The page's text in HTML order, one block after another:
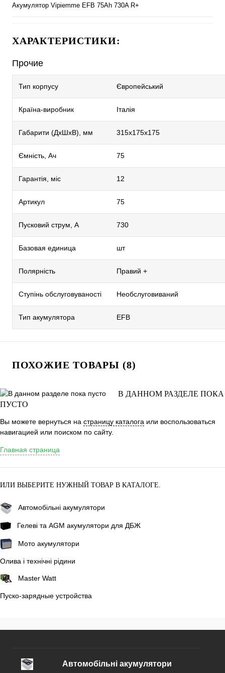
Акумулятор Vipiemme EFB 75Ah 730A R+
ХАРАКТЕРИСТИКИ:
Прочие
Тип корпусу Європейський
Країна-виробник Італія
Габарити (ДхШхВ), мм 315х175х175
Ємність, Ач 75
Гарантія, міс 12
Артикул 75
Пусковий струм, А 730
Базовая единица шт
Полярність Правий +
Ступінь обслуговуваності Необслуговиваний
Тип акумулятора EFB
ПОХОЖИЕ ТОВАРЫ (8)
В ДАННОМ РАЗДЕЛЕ ПОКА
ПУСТО
Вы можете вернуться на страницу каталога или воспользоваться
навигацией или поиском по сайту.
Главная страница
ИЛИ ВЫБЕРИТЕ НУЖНЫЙ ТОВАР В КАТАЛОГЕ.
Автомобільні акумулятори
Гелеві та AGM акумулятори для ДБЖ
Мото акумулятори
Олива і технічні рідини
Master Watt
Пуско-зарядные устройства
Автомобільні акумулятори